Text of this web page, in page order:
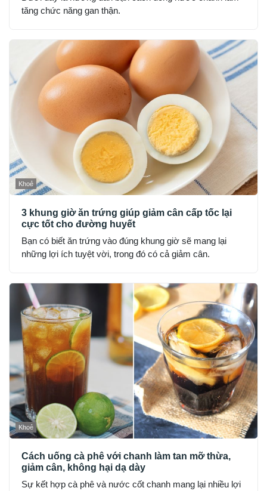
tăng chức năng gan thận.
Khoẻ
3 khung giờ ăn trứng giúp giảm cân cấp tốc lại
cực tốt cho đường huyết
Bạn có biết ăn trứng vào đúng khung giờ sẽ mang lại
những lợi ích tuyệt vời, trong đó có cả giảm cân.
Khoẻ
Cách uống cà phê với chanh làm tan mỡ thừa,
giảm cân, không hại dạ dày
Sự kết hợp cà phê và nước cốt chanh mang lại nhiều lợi